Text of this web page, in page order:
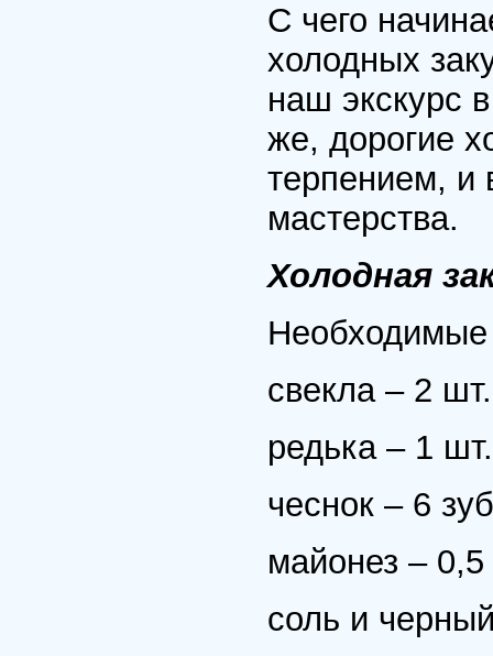
С чего
холодных
наш экскурс
же, дорогие
терпением, и
мастерства.
Холодная
Необходимые
свекла – 2
редька – 1
чеснок – 6
майонез – 0,5
соль и